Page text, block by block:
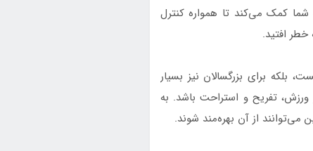
شما کمک می‌کند تا همواره کنترل
افتید.
بلکه برای بزرگسالان نیز بسیار
تفریح و استراحت باشد. به
از آن بهره‌مند شوند.